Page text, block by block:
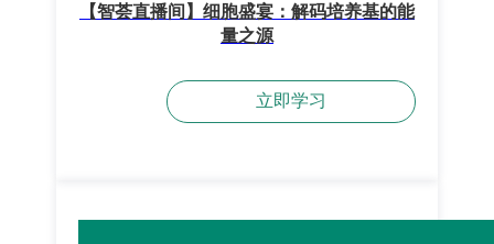
【智荟直播间】细胞盛宴：解码培养基的能
量之源
立即学习